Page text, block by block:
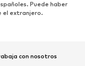
deportivas
Puede haber
el extranjero.
con nosotros